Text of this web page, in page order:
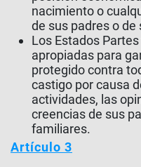
nacimiento o
de sus padres o
Los Estados
apropiadas para
protegido contra
castigo por causa
actividades, las
creencias de sus
familiares.
Artículo 3